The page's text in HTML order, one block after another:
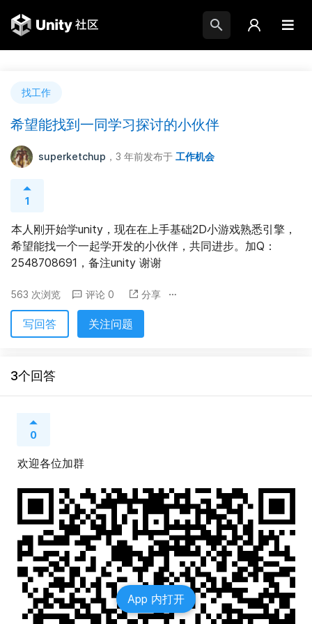
找工作
希望能找到一同学习探讨的小伙伴
superketchup ，3 年前发布于 工作机会
1
本人刚开始学unity，现在在上手基础2D小游戏熟悉引擎，
希望能找一个一起学开发的小伙伴，共同进步。加Q：
2548708691，备注unity 谢谢
563 次浏览 评论 0 分享
写回答 关注问题
3个回答
0
欢迎各位加群
App 内打开